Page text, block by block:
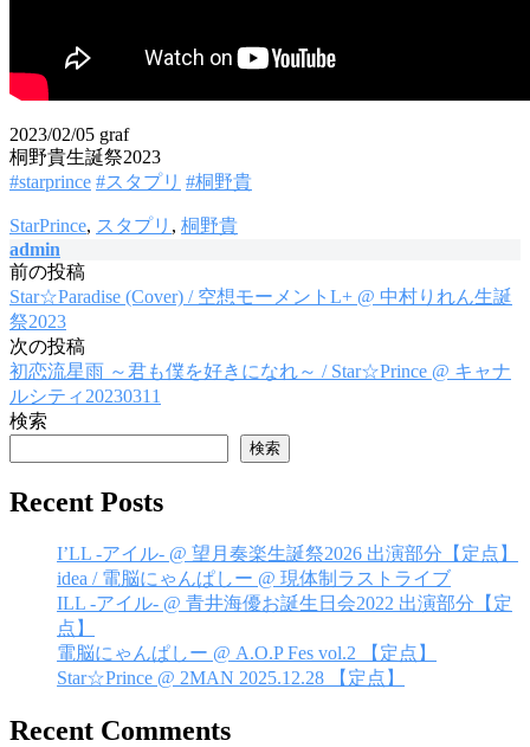
2023/02/05 graf
桐野貴生誕祭2023
#starprince #スタプリ #桐野貴
StarPrince, スタプリ , 桐野貴
admin
投
稿
ナ
ビ
ゲ
ー
シ
前の投稿
Star☆Paradise (Cover) / 空想モーメントL+ @ 中村りれん生誕
祭2023
次の投稿
初恋流星雨 ～君も僕を好きになれ～ / Star☆Prince @ キャナ
ルシティ20230311
検索
検索
Recent Posts
I’LL -アイル- @ 望月奏楽生誕祭2026 出演部分【定点】
idea / 電脳にゃんぱしー @ 現体制ラストライブ
ILL -アイル- @ 青井海優お誕生日会2022 出演部分【定
点】
電脳にゃんぱしー @ A.O.P Fes vol.2 【定点】
Star☆Prince @ 2MAN 2025.12.28 【定点】
Recent Comments